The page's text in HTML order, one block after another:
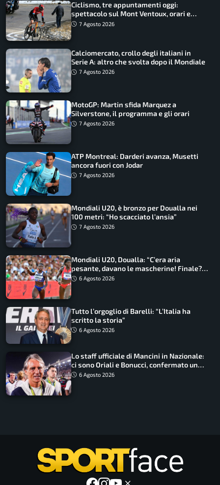
Ciclismo, tre appuntamenti oggi:
spettacolo sul Mont Ventoux, orari e
come vederli
7 Agosto 2026
Calciomercato, crollo degli italiani in
Serie A: altro che svolta dopo il Mondiale
7 Agosto 2026
MotoGP: Martin sfida Marquez a
Silverstone, il programma e gli orari
7 Agosto 2026
ATP Montreal: Darderi avanza, Musetti
ancora fuori con Jodar
7 Agosto 2026
Mondiali U20, è bronzo per Doualla nei
100 metri: “Ho scacciato l’ansia”
7 Agosto 2026
Mondiali U20, Doualla: “C’era aria
pesante, davano le mascherine! Finale?
Non ho nulla da perdere”
6 Agosto 2026
Tutto l’orgoglio di Barelli: “L’Italia ha
scritto la storia”
6 Agosto 2026
Lo staff ufficiale di Mancini in Nazionale:
ci sono Oriali e Bonucci, confermato un
ritorno
6 Agosto 2026